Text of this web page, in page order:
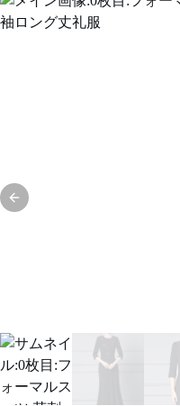
Previous slide